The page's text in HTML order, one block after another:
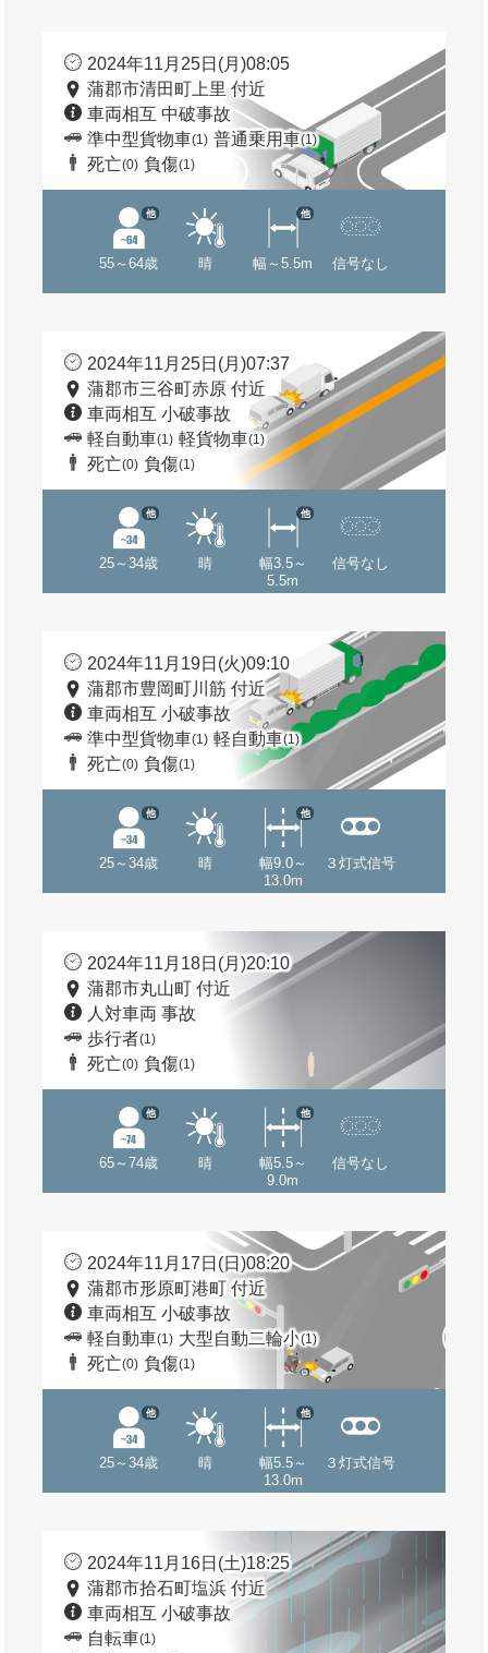
2024年11月25日(月)08:05
蒲郡市清田町上里 付近
車両相互 中破事故
準中型貨物車(1) 普通乗用車(1)
死亡(0) 負傷(1)
55～64歳
他
晴 幅～5.5m
他
信号なし
2024年11月25日(月)07:37
蒲郡市三谷町赤原 付近
車両相互 小破事故
軽自動車(1) 軽貨物車(1)
死亡(0) 負傷(1)
25～34歳
他
晴
幅3.5～
5.5m
他
信号なし
2024年11月19日(火)09:10
蒲郡市豊岡町川筋 付近
車両相互 小破事故
準中型貨物車(1) 軽自動車(1)
死亡(0) 負傷(1)
25～34歳
他
晴
幅9.0～
13.0m
他
３灯式信号
2024年11月18日(月)20:10
蒲郡市丸山町 付近
人対車両 事故
歩行者(1)
死亡(0) 負傷(1)
65～74歳
他
晴
幅5.5～
9.0m
他
信号なし
2024年11月17日(日)08:20
蒲郡市形原町港町 付近
車両相互 小破事故
軽自動車(1) 大型自動二輪小(1)
死亡(0) 負傷(1)
25～34歳
他
晴
幅5.5～
13.0m
他
３灯式信号
2024年11月16日(土)18:25
蒲郡市拾石町塩浜 付近
車両相互 小破事故
自転車(1)